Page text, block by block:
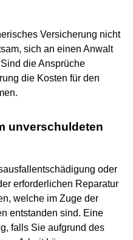
Versicherung nicht
sich an einen Anwalt
die Ansprüche
die Kosten für den
unverschuldeten
oder
erforderlichen Reparatur
welche im Zuge der
entstanden sind. Eine
falls Sie aufgrund des